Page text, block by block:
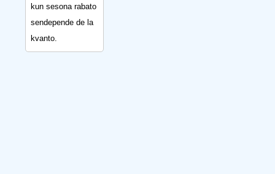
kun sesona rabato
sendepende de la
kvanto.